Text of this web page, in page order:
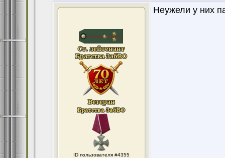
ID пользователя #4355
Неужели у них